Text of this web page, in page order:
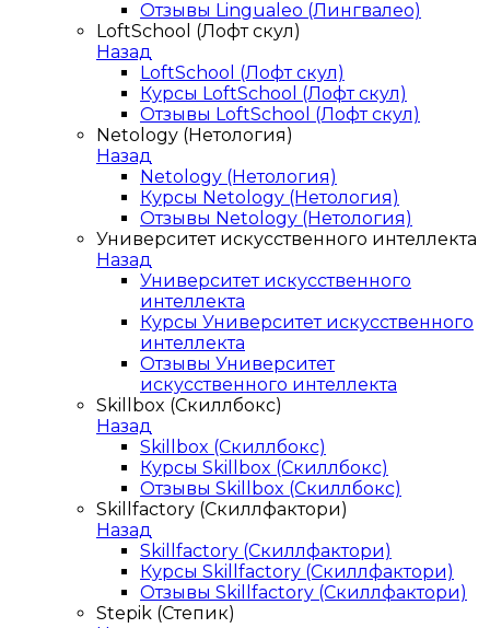
Отзывы Lingualeo (Лингвалео)
LoftSchool (Лофт скул)
Назад
LoftSchool (Лофт скул)
Курсы LoftSchool (Лофт скул)
Отзывы LoftSchool (Лофт скул)
Netology (Нетология)
Назад
Netology (Нетология)
Курсы Netology (Нетология)
Отзывы Netology (Нетология)
Университет искусственного интеллекта
Назад
Университет искусственного
интеллекта
Курсы Университет искусственного
интеллекта
Отзывы Университет
искусственного интеллекта
Skillbox (Скиллбокс)
Назад
Skillbox (Скиллбокс)
Курсы Skillbox (Скиллбокс)
Отзывы Skillbox (Скиллбокс)
Skillfactory (Скиллфактори)
Назад
Skillfactory (Скиллфактори)
Курсы Skillfactory (Скиллфактори)
Отзывы Skillfactory (Скиллфактори)
Stepik (Степик)